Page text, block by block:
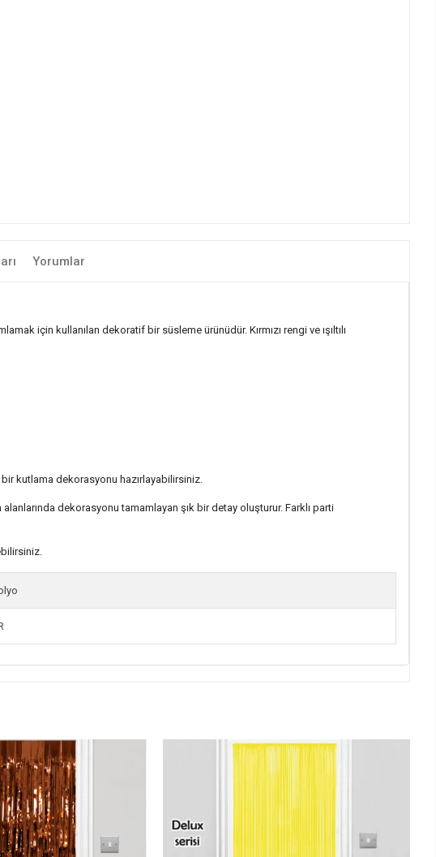
Yorumlar
için kullanılan dekoratif bir süsleme ürünüdür. Kırmızı rengi ve ışıltılı
kutlama dekorasyonu hazırlayabilirsiniz.
dekorasyonu tamamlayan şık bir detay oluşturur. Farklı parti